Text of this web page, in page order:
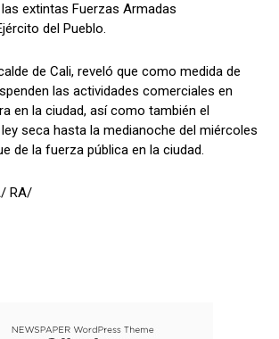
extintas Fuerzas Armadas
del Pueblo.
de Cali, reveló que como medida de
las actividades comerciales en
en la ciudad, así como también el
seca hasta la medianoche del miércoles
de la fuerza pública en la ciudad.
RA/